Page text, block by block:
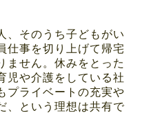
、そのうち子どもがい
仕事を切り上げて帰宅
ません。休みをとった
児や介護をしている社
プライベートの充実や
、という理想は共有で